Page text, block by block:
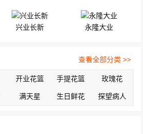
兴业长新 永隆大业
查看全部分类 >>
开业花篮 手提花篮 玫瑰花
满天星 生日鲜花 探望病人